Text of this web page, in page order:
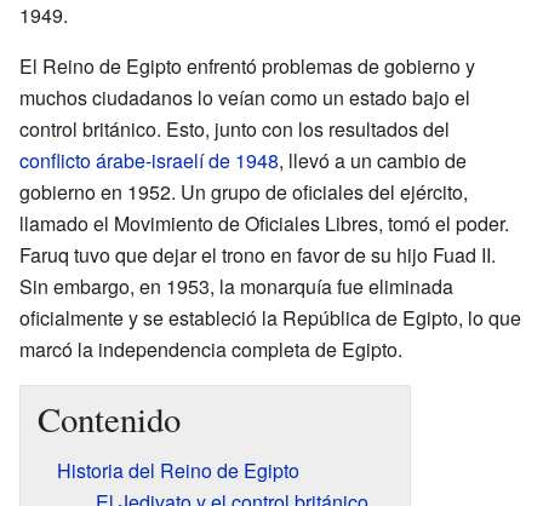
1949.
El Reino de Egipto enfrentó problemas de gobierno y
muchos ciudadanos lo veían como un estado bajo el
control británico. Esto, junto con los resultados del
conflicto árabe-israelí de 1948, llevó a un cambio de
gobierno en 1952. Un grupo de oficiales del ejército,
llamado el Movimiento de Oficiales Libres, tomó el poder.
Faruq tuvo que dejar el trono en favor de su hijo Fuad II.
Sin embargo, en 1953, la monarquía fue eliminada
oficialmente y se estableció la República de Egipto, lo que
marcó la independencia completa de Egipto.
Contenido
Historia del Reino de Egipto